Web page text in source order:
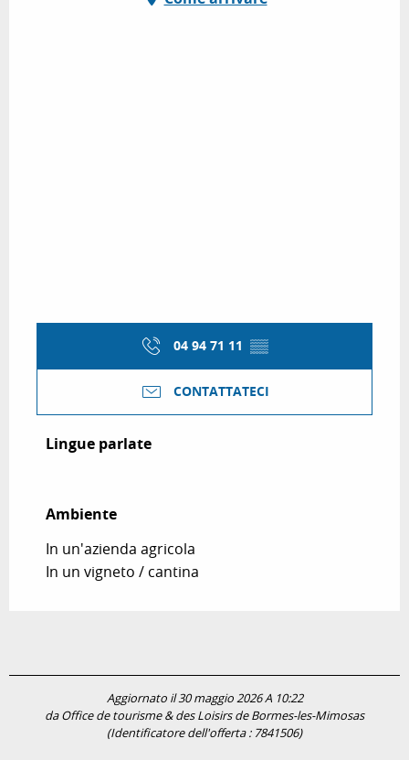
04 94 71 11 ▒▒
CONTATTATECI
Lingue parlate
Lingue parlate
Ambiente
Ambiente
In un'azienda agricola
In un vigneto / cantina
Aggiornato il 30 maggio 2026 A 10:22
da Office de tourisme & des Loisirs de Bormes-les-Mimosas
(Identificatore dell'offerta : 7841506)